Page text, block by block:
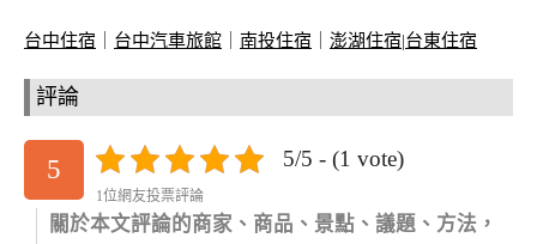
台中住宿 台中汽車旅館 南投住宿 澎湖住宿|台東住宿
評論
5 5/5 - (1 vote)
1位網友投票評論
關於本文評論的商家、商品、景點、議題、方法，